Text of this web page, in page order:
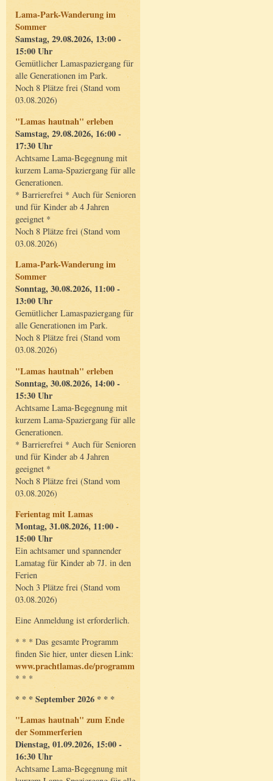
Lama-Park-Wanderung im
Sommer
Samstag, 29.08.2026, 13:00 -
15:00 Uhr
Gemütlicher Lamaspaziergang für
alle Generationen im Park.
Noch 8 Plätze frei (Stand vom
03.08.2026)
"Lamas hautnah" erleben
Samstag, 29.08.2026, 16:00 -
17:30 Uhr
Achtsame Lama-Begegnung mit
kurzem Lama-Spaziergang für alle
Generationen.
* Barrierefrei * Auch für Senioren
und für Kinder ab 4 Jahren
geeignet *
Noch 8 Plätze frei (Stand vom
03.08.2026)
Lama-Park-Wanderung im
Sommer
Sonntag, 30.08.2026, 11:00 -
13:00 Uhr
Gemütlicher Lamaspaziergang für
alle Generationen im Park.
Noch 8 Plätze frei (Stand vom
03.08.2026)
"Lamas hautnah" erleben
Sonntag, 30.08.2026, 14:00 -
15:30 Uhr
Achtsame Lama-Begegnung mit
kurzem Lama-Spaziergang für alle
Generationen.
* Barrierefrei * Auch für Senioren
und für Kinder ab 4 Jahren
geeignet *
Noch 8 Plätze frei (Stand vom
03.08.2026)
Ferientag mit Lamas
Montag, 31.08.2026, 11:00 -
15:00 Uhr
Ein achtsamer und spannender
Lamatag für Kinder ab 7J. in den
Ferien
Noch 3 Plätze frei (Stand vom
03.08.2026)
Eine Anmeldung ist erforderlich.
* * * Das gesamte Programm
finden Sie hier, unter diesen Link:
www.prachtlamas.de/programm
* * *
* * * September 2026 * * *
"Lamas hautnah" zum Ende
der Sommerferien
Dienstag, 01.09.2026, 15:00 -
16:30 Uhr
Achtsame Lama-Begegnung mit